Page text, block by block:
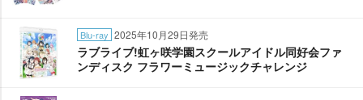
Blu-ray 2025年10月29日発売
ラブライブ!虹ヶ咲学園スクールアイドル同好会ファ
ンディスク フラワーミュージックチャレンジ